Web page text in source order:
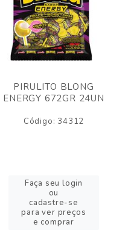
PIRULITO BLONG
ENERGY 672GR 24UN
Código: 34312
Faça seu login
ou
cadastre-se
para ver preços
e comprar